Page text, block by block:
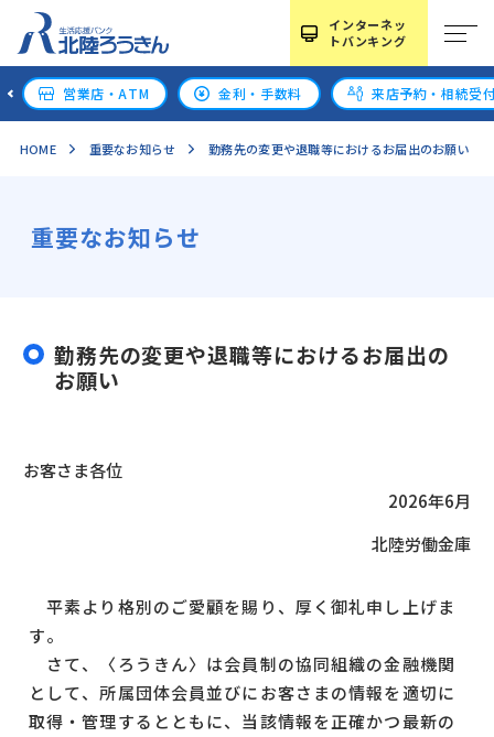
インターネッ
トバンキング
営業店・ATM 金利・手数料 来店予約・相続受
HOME 重要なお知らせ 勤務先の変更や退職等におけるお届出のお願い
重要なお知らせ
勤務先の変更や退職等におけるお届出の
お願い
お客さま各位
2026年6月
北陸労働金庫
平素より格別のご愛顧を賜り、厚く御礼申し上げま
す。
さて、〈ろうきん〉は会員制の協同組織の金融機関
として、所属団体会員並びにお客さまの情報を適切に
取得・管理するとともに、当該情報を正確かつ最新の